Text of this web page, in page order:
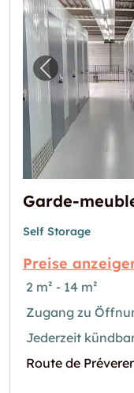
Vorheriges
Garde-
Self Storage
Preise
2 m² - 14 m²
Zugang zu
Jederzeit
Route de